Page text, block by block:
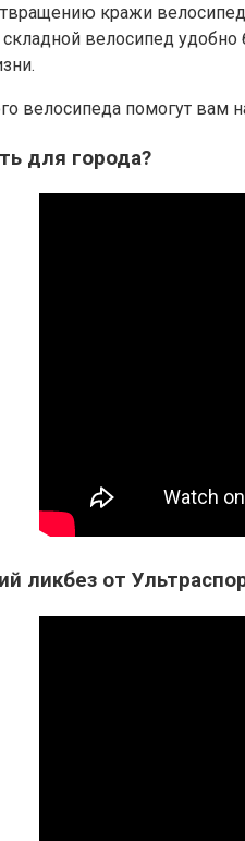
кражи
велосипед
велосипеда помогут вам
для города?
ликбез от